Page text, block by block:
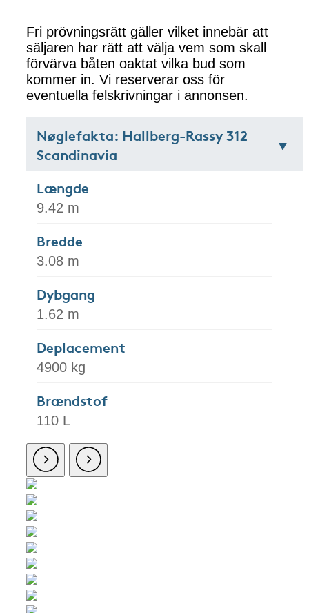
Fri prövningsrätt gäller vilket innebär att
säljaren har rätt att välja vem som skall
förvärva båten oaktat vilka bud som
kommer in. Vi reserverar oss för
eventuella felskrivningar i annonsen.
Nøglefakta: Hallberg-Rassy 312
Scandinavia
Længde
9.42 m
Bredde
3.08 m
Dybgang
1.62 m
Deplacement
4900 kg
Brændstof
110 L